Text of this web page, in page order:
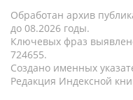
Обработан архив
до 08.2026 годы.
Ключевых фраз
724655.
Создано именных
Редакция Индексной